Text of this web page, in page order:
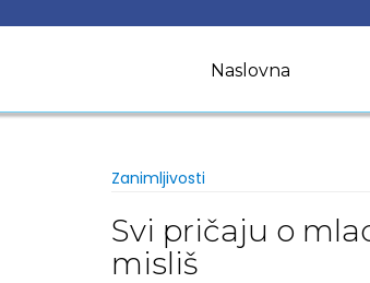
Naslovna
Zanimljivosti
Svi pričaju o
misliš